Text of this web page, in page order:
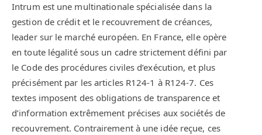
Intrum est une multinationale spécialisée dans la
gestion de crédit et le recouvrement de créances,
leader sur le marché européen. En France, elle opère
en toute légalité sous un cadre strictement défini par
le Code des procédures civiles d’exécution, et plus
précisément par les articles R124-1 à R124-7. Ces
textes imposent des obligations de transparence et
d’information extrêmement précises aux sociétés de
recouvrement. Contrairement à une idée reçue, ces